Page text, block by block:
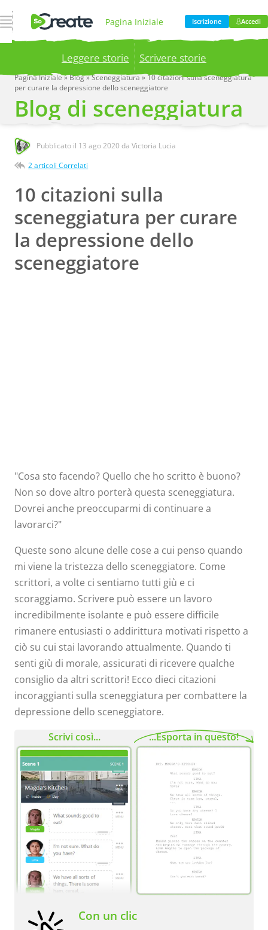
Apri Navigazione Pagina Iniziale
Prodotto Prezzi
Blog Azienda
Iscrizione Accedi
Leggere storie Scrivere storie
Publish your stories to a global audience.
now!
Pagina Iniziale»Blog»Sceneggiatura»10 citazioni sulla sceneggiatura
per curare la depressione dello sceneggiatore
Blog di sceneggiatura
Pubblicato il 13 ago 2020 da Victoria Lucia
2 articoli Correlati
10 citazioni sulla
sceneggiatura per curare
la depressione dello
sceneggiatore
"Cosa sto facendo? Quello che ho scritto è buono?
Non so dove altro porterà questa sceneggiatura.
Dovrei anche preoccuparmi di continuare a
lavorarci?"
Queste sono alcune delle cose a cui penso quando
mi viene la tristezza dello sceneggiatore. Come
scrittori, a volte ci sentiamo tutti giù e ci
scoraggiamo. Scrivere può essere un lavoro
incredibilmente isolante e può essere difficile
rimanere entusiasti o addirittura motivati ​​rispetto a
ciò su cui stai lavorando attualmente. Quando ti
senti giù di morale, assicurati di ricevere qualche
consiglio da altri scrittori! Ecco dieci citazioni
incoraggianti sulla sceneggiatura per combattere la
depressione dello sceneggiatore.
Con un clic
Scrivi così... ...Esporta in questo!